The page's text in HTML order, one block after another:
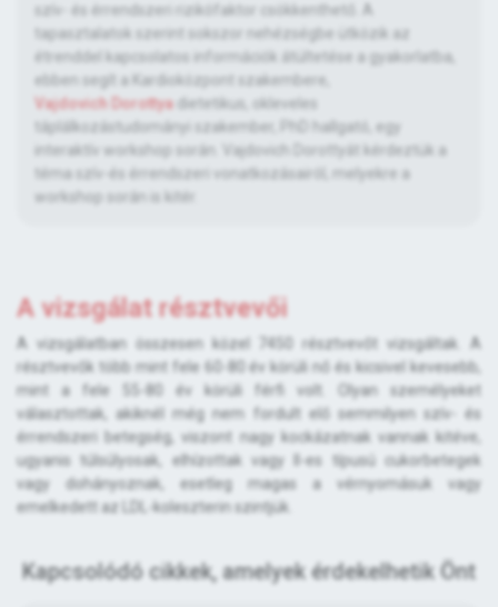
szív- és érrendszeri rizikófaktor csökkenthető. A
tapasztalatok szerint sokszor nehézségbe ütközik az
étrenddel kapcsolatos információk átültetése a gyakorlatba,
ebben segít a Kardioközpont szakembere,
Vajdovich Dorottya dietetikus, okleveles
táplálkozástudományi szakember, PhD hallgató, egy
interaktív workshop során. Vajdovich Dorottyát kérdeztük a
téma szív-és érrendszeri vonatkozásairól, melyekre a
workshop során is kitér.
A vizsgálat résztvevői
A vizsgálatban összesen közel 7450 résztvevőt vizsgáltak. A
résztvevők több mint fele 60-80 év körüli nő és kicsivel kevesebb,
mint a fele 55-80 év körüli férfi volt. Olyan személyeket
választottak, akiknél még nem fordult elő semmilyen szív- és
érrendszeri betegség, viszont nagy kockázatnak vannak kitéve,
ugyanis túlsúlyosak, elhízottak vagy II-es típusú cukorbetegek
vagy dohányoznak, esetleg magas a vérnyomásuk vagy
emelkedett az LDL-koleszterin szintjük.
Kapcsolódó cikkek, amelyek érdekelhetik Önt